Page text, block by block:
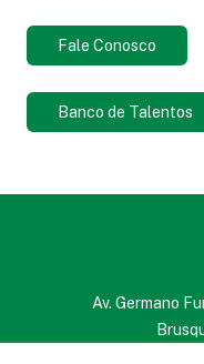
Fale Conosco
Banco de Talentos
Av. Germano